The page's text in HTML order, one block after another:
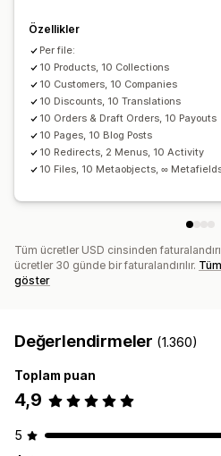
FTP/SFTP
Toplu güncellemeler
Envanter Meta alanlar Siparişler
Platform değiştirme
Özellikler
Per file:
10 Products, 10 Collections
10 Customers, 10 Companies
10 Discounts, 10 Translations
10 Orders & Draft Orders, 10 Payouts
10 Pages, 10 Blog Posts
10 Redirects, 2 Menus, 10 Activity
10 Files, 10 Metaobjects, ∞
Tüm ücretler USD cinsinden
ücretler 30 günde bir faturalandırılır.
göster
Değerlendirmeler (1.360)
Toplam puan
4,9
5